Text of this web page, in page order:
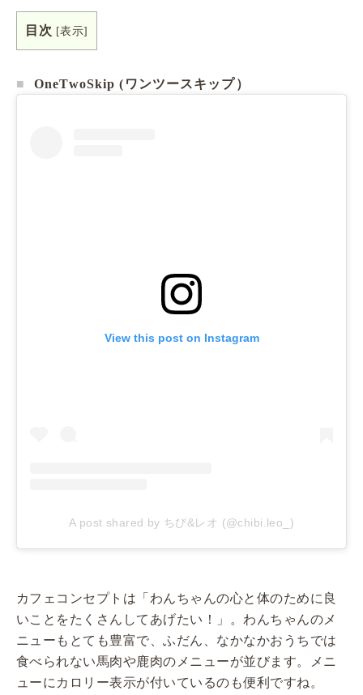
目次 [表示]
OneTwoSkip (ワンツースキップ）
View this post on Instagram
A post shared by ちび&レオ (@chibi.leo_)
カフェコンセプトは「わんちゃんの心と体のために良
いことをたくさんしてあげたい！」。わんちゃんのメ
ニューもとても豊富で、ふだん、なかなかおうちでは
食べられない馬肉や鹿肉のメニューが並びます。メニ
ューにカロリー表示が付いているのも便利ですね。